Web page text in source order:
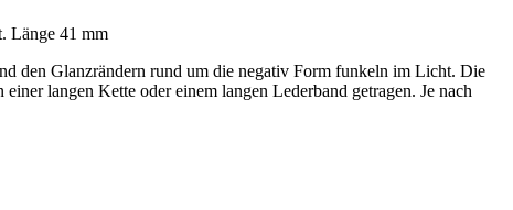
Länge 41 mm
den Glanzrändern rund um die negativ Form funkeln im Licht. Die
langen Kette oder einem langen Lederband getragen. Je nach